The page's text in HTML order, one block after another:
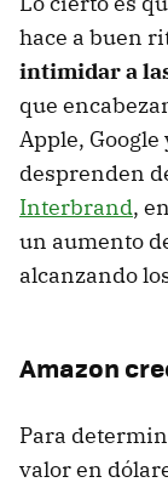
hace a buen
intimidar a
que
Apple, Google
desprenden
Interbrand,
un aumento
alcanzando
Amazon
Para
valor en